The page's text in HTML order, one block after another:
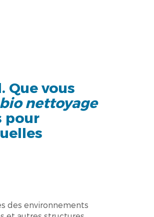
Que vous
nettoyage
pour
des environnements